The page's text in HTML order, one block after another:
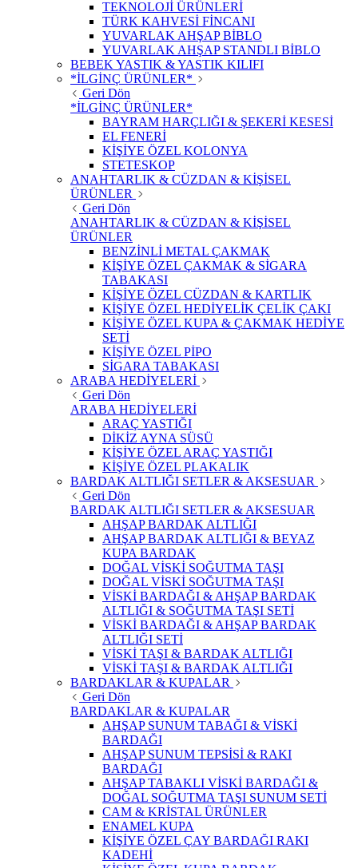
TEKNOLOJİ ÜRÜNLERİ
TÜRK KAHVESİ FİNCANI
YUVARLAK AHŞAP BİBLO
YUVARLAK AHŞAP STANDLI BİBLO
BEBEK YASTIK & YASTIK KILIFI
*İLGİNÇ ÜRÜNLER*
Geri Dön
*İLGİNÇ ÜRÜNLER*
BAYRAM HARÇLIĞI & ŞEKERİ KESESİ
EL FENERİ
KİŞİYE ÖZEL KOLONYA
STETESKOP
ANAHTARLIK & CÜZDAN & KİŞİSEL
ÜRÜNLER
Geri Dön
ANAHTARLIK & CÜZDAN & KİŞİSEL
ÜRÜNLER
BENZİNLİ METAL ÇAKMAK
KİŞİYE ÖZEL ÇAKMAK & SİGARA
TABAKASI
KİŞİYE ÖZEL CÜZDAN & KARTLIK
KİŞİYE ÖZEL HEDİYELİK ÇELİK ÇAKI
KİŞİYE ÖZEL KUPA & ÇAKMAK HEDİYE
SETİ
KİŞİYE ÖZEL PİPO
SİGARA TABAKASI
ARABA HEDİYELERİ
Geri Dön
ARABA HEDİYELERİ
ARAÇ YASTIĞI
DİKİZ AYNA SÜSÜ
KİŞİYE ÖZEL ARAÇ YASTIĞI
KİŞİYE ÖZEL PLAKALIK
BARDAK ALTLIĞI SETLER & AKSESUAR
Geri Dön
BARDAK ALTLIĞI SETLER & AKSESUAR
AHŞAP BARDAK ALTLIĞI
AHŞAP BARDAK ALTLIĞI & BEYAZ
KUPA BARDAK
DOĞAL VİSKİ SOĞUTMA TAŞI
DOĞAL VİSKİ SOĞUTMA TAŞI
VİSKİ BARDAĞI & AHŞAP BARDAK
ALTLIĞI & SOĞUTMA TAŞI SETİ
VİSKİ BARDAĞI & AHŞAP BARDAK
ALTLIĞI SETİ
VİSKİ TAŞI & BARDAK ALTLIĞI
VİSKİ TAŞI & BARDAK ALTLIĞI
BARDAKLAR & KUPALAR
Geri Dön
BARDAKLAR & KUPALAR
AHŞAP SUNUM TABAĞI & VİSKİ
BARDAĞI
AHŞAP SUNUM TEPSİSİ & RAKI
BARDAĞI
AHŞAP TABAKLI VİSKİ BARDAĞI &
DOĞAL SOĞUTMA TAŞI SUNUM SETİ
CAM & KRİSTAL ÜRÜNLER
ENAMEL KUPA
KİŞİYE ÖZEL ÇAY BARDAĞI RAKI
KADEHİ